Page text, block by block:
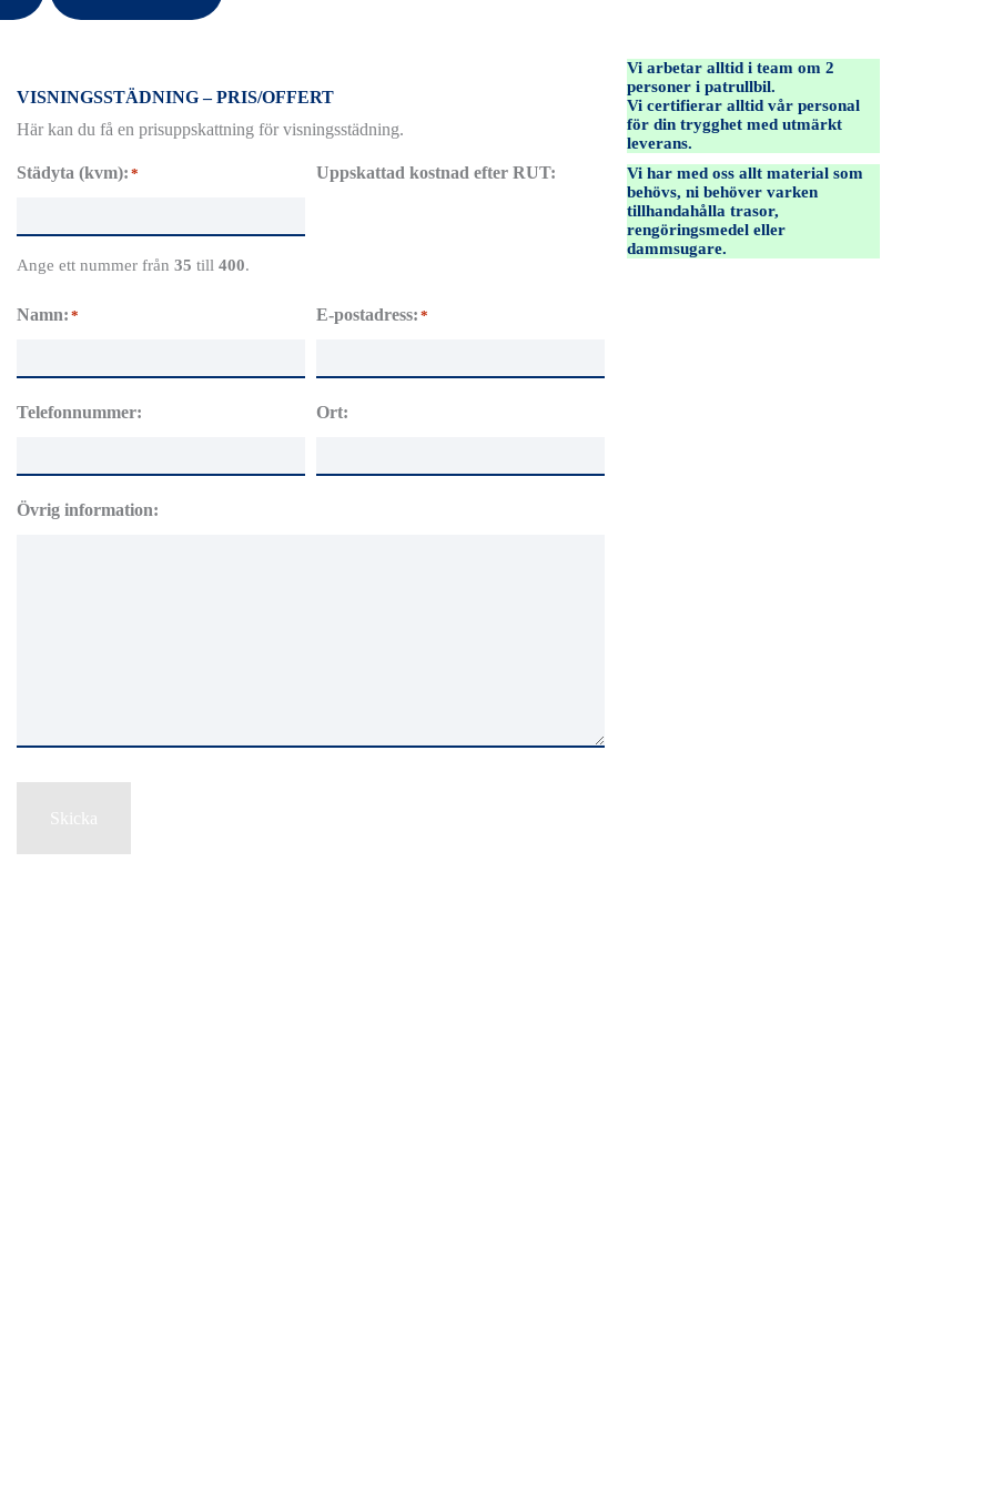
VISNINGSSTÄDNING – PRIS/OFFERT
Här kan du få en prisuppskattning för visningsstädning.
Städyta (kvm): *
Ange ett nummer från 35 till 400.
Uppskattad kostnad efter RUT:
Namn: * E-postadress: *
Telefonnummer: Ort:
Övrig information:
Skicka
Vi arbetar alltid i team om 2
personer i patrullbil.
Vi certifierar alltid vår personal
för din trygghet med utmärkt
leverans.
Vi har med oss allt material som
behövs, ni behöver varken
tillhandahålla trasor,
rengöringsmedel eller
dammsugare.